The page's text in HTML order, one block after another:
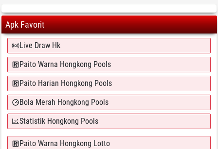
Apk Favorit
Live Draw Hk
Paito Warna Hongkong Pools
Paito Harian Hongkong Pools
Bola Merah Hongkong Pools
Statistik Hongkong Pools
Paito Warna Hongkong Lotto